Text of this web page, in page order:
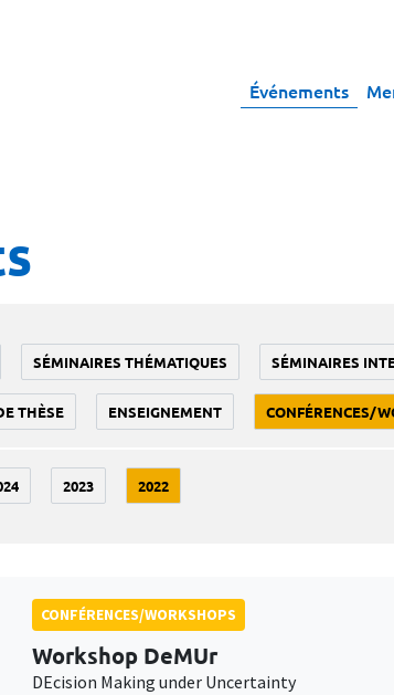
Événements
SÉMINAIRES THÉMATIQUES SÉMINAIRES
THÈSE ENSEIGNEMENT CONFÉRENCES/
2023 2022
CONFÉRENCES/WORKSHOPS
Workshop DeMUr
DEcision Making under Uncertainty